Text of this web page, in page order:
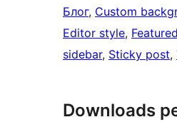
Блог, Custom
Editor style,
sidebar, Sticky post,
Downloads